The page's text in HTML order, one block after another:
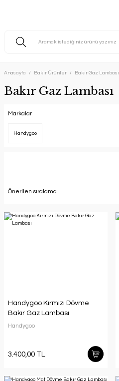
Anasayfa Bakır Ürünler Bakır Gaz Lambası
Bakır Gaz Lambası
Markalar
Handygoo
Handygoo Kırmızı Dövme
Bakır Gaz Lambası
Handygoo
3.400,00 TL